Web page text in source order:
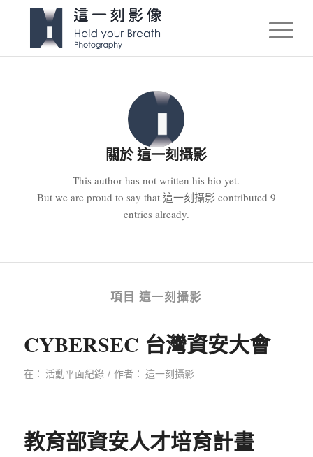
關於這一刻攝影
This author has not written his bio yet.
But we are proud to say that 這一刻攝影 contributed 9
entries already.
項目 這一刻攝影
CYBERSEC 台灣資安大會
在： 活動平面紀錄 / 作者： 這一刻攝影
教育部資安人才培育計畫